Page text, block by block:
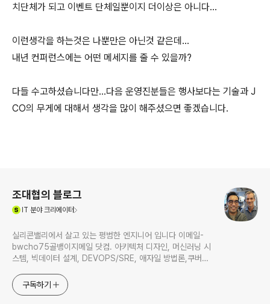
치단체가 되고 이벤트 단체일뿐이지 더이상은 아니다...
이런생각을 하는것은 나뿐만은 아닌것 같은데...
내년 컨퍼런스에는 어떤 메세지를 줄 수 있을까?
다들 수고하셨습니다만...다음 운영진분들은 행사보다는 기술과 J
CO의 무게에 대해서 생각을 많이 해주셨으면 좋겠습니다.
조대협의 블로그
IT 분야 크리에이터
실리콘밸리에서 살고 있는 평범한 엔지니어 입니다 이메일-
bwcho75골뱅이지메일 닷컴. 아키텍처 디자인, 머신러닝 시
스템, 빅데이터 설계, DEVOPS/SRE, 애자일 방법론,쿠버네
한 기술 멘토링과 강의 진행합니다. Linkedin :
https://www.linkedin.com/in/terrycho75/
구독하기